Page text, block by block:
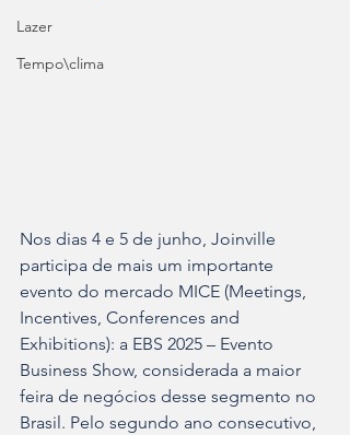
Lazer
Tempo\clima
Nos dias 4 e 5 de junho, Joinville
participa de mais um importante
evento do mercado MICE (Meetings,
Incentives, Conferences and
Exhibitions): a EBS 2025 – Evento
Business Show, considerada a maior
feira de negócios desse segmento no
Brasil. Pelo segundo ano consecutivo,